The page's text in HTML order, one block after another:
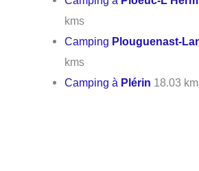
kms
Camping Plouguenast-
kms
Camping à Plérin 18.03